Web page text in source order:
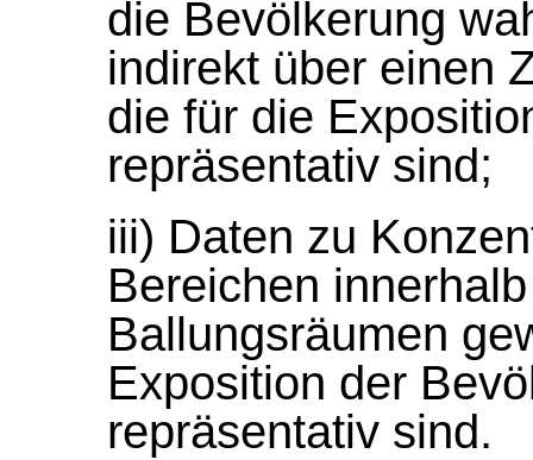
die Bevölkerung
indirekt über einen
die für die
repräsentativ sind;
iii) Daten zu
Bereichen
Ballungsräumen
Exposition der
repräsentativ sind.